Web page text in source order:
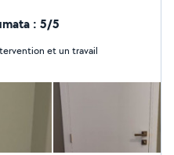
remplacements
point de sécurité
blindée (porte intérieure
d'entrée et
dépannage urgence
soigné dans le
Devis gratuit et
avez 1 assurance
votre intervention
: 5/5